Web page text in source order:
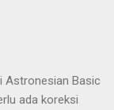
Astronesian Basic
ada koreksi